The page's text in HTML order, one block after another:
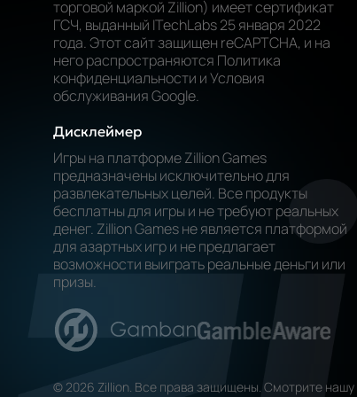
торговой маркой Zillion) имеет сертификат
ГСЧ, выданный ITechLabs 25 января 2022
года. Этот сайт защищен reCAPTCHA, и на
него распространяются Политика
конфиденциальности и Условия
обслуживания Google.
Дисклеймер
Игры на платформе Zillion Games
предназначены исключительно для
развлекательных целей. Все продукты
бесплатны для игры и не требуют реальных
денег. Zillion Games не является платформой
для азартных игр и не предлагает
возможности выиграть реальные деньги или
призы.
© 2026 Zillion. Все права защищены. Смотрите нашу